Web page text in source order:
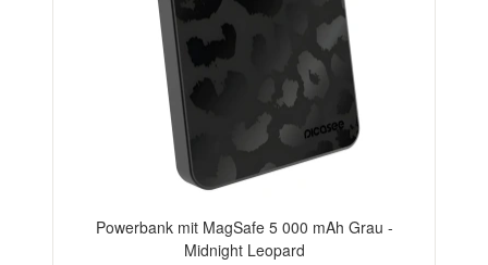
Powerbank mit MagSafe 5 000 mAh Grau -
Midnight Leopard